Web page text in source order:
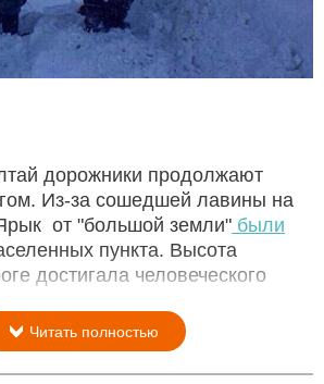
дорожники продолжают
Из-за сошедшей лавины на
от "большой земли" были
пункта. Высота
достигала человеческого
Читать полностью